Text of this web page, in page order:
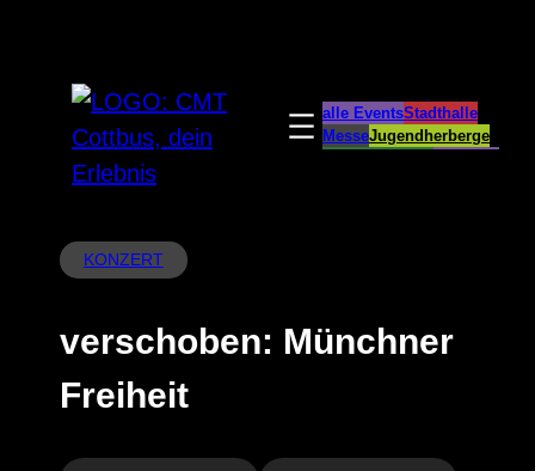
springen
alle EventsStadthalle
MesseJugendherberge
KONZERT
verschoben: Münchner
Freiheit